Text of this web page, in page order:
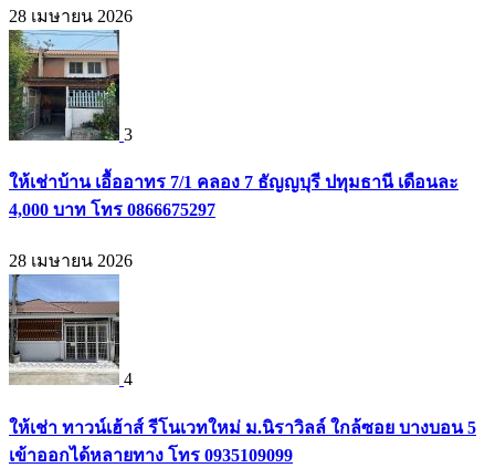
28 เมษายน 2026
3
ให้เช่าบ้าน เอื้ออาทร 7/1 คลอง 7 ธัญญบุรี ปทุมธานี เดือนละ
4,000 บาท โทร 0866675297
28 เมษายน 2026
4
ให้เช่า ทาวน์เฮ้าส์ รีโนเวทใหม่ ม.นิราวิลล์ ใกล้ซอย บางบอน 5
เข้าออกได้หลายทาง โทร 0935109099